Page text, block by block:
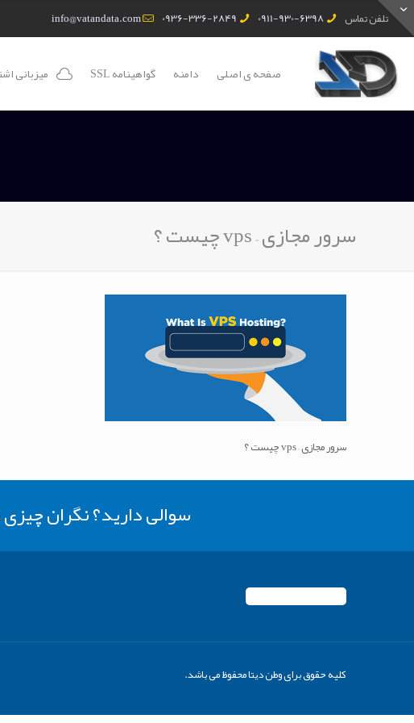
تلفن تماس 0911-930-6398
0936-336-2849
info@vatandata.com
صفحه ی اصلی دامنه گواهینامه SSL میزبانی
سرور مجازی – vps چیست ؟
سرور مجازی – vps چیست ؟
سوالی دارید؟ نگران
کلیه حقوق برای وطن دیتا محفوظ می باشد.